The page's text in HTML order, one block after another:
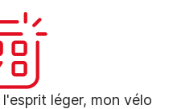
l'esprit léger, mon vélo